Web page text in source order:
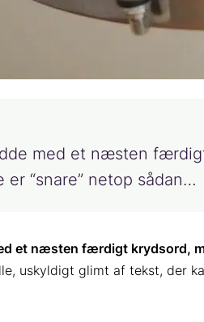
med et næsten
“snare” netop sådan…
et næsten færdigt krydsord,
uskyldigt glimt af tekst, der